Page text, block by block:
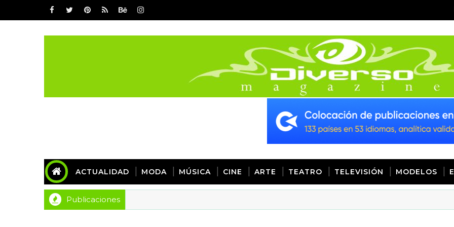
ACTUALIDAD MODA MÚSICA CINE ARTE TEATRO TELEVISIÓN MODELOS
Publicaciones